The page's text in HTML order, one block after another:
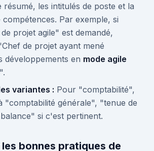
résumé, les intitulés de poste et la
Par exemple, si
projet agile" est demandé,
de projet ayant mené
développements en mode agile
variantes : Pour "comptabilité",
"comptabilité générale", "tenue de
si c'est pertinent.
bonnes pratiques de